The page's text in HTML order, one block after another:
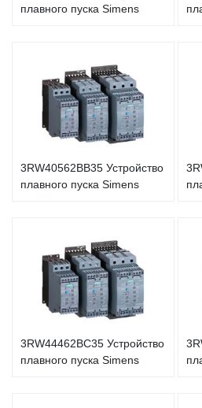
плавного пуска Simens
3RW40562BB35 Устройство
плавного пуска Simens
3RW44462BC35 Устройство
плавного пуска Simens